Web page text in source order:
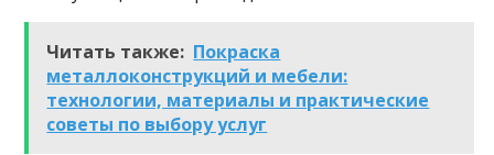
Читать также: Покраска
металлоконструкций и мебели:
технологии, материалы и практические
советы по выбору услуг